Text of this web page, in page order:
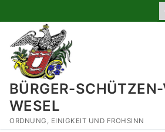
Inhalt
springen
BÜRGER-SCHÜTZEN-
WESEL
ORDNUNG, EINIGKEIT UND FROHSINN
Suchen nach: